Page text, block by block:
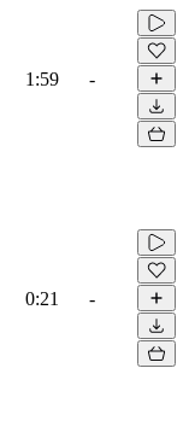
1:59 -
0:21 -